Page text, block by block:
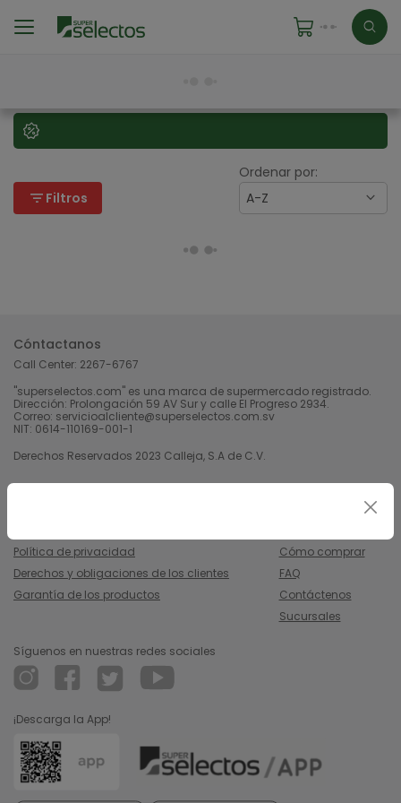
filter_list Filtros
Ordenar por:
A-Z
Cóntactanos
Call Center: 2267-6767
"superselectos.com" es una marca de supermercado registrado.
Dirección: Prolongación 59 AV Sur y calle El Progreso 2934.
Correo: servicioalcliente@superselectos.com.sv
NIT: 0614-110169-001-1
Derechos Reservados 2023 Calleja, S.A de C.V.
Política de privacidad
Derechos y obligaciones de los clientes
Garantía de los productos
Cómo comprar
FAQ
Contáctenos
Sucursales
Síguenos en nuestras redes sociales
¡Descarga la App!